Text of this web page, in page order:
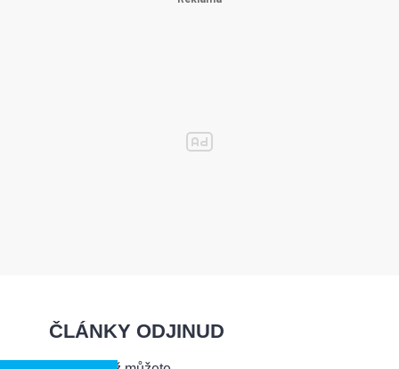
ČLÁNKY ODJINUD